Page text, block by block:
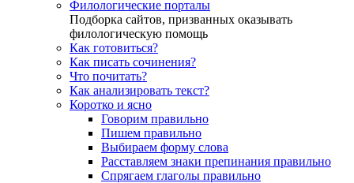
Филологические порталы
Подборка сайтов, призванных оказывать
филологическую помощь
Как готовиться?
Как писать сочинения?
Что почитать?
Как анализировать текст?
Коротко и ясно
Говорим правильно
Пишем правильно
Выбираем форму слова
Расставляем знаки препинания правильно
Спрягаем глаголы правильно